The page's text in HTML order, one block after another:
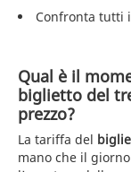
Confronta tutti
Qual è il
biglietto del
prezzo?
La tariffa del
mano che il